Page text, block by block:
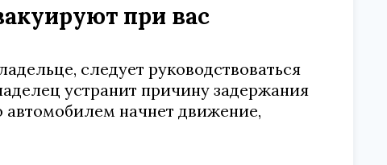
при вас
следует руководствоваться
устранит причину задержания
автомобилем начнет движение,